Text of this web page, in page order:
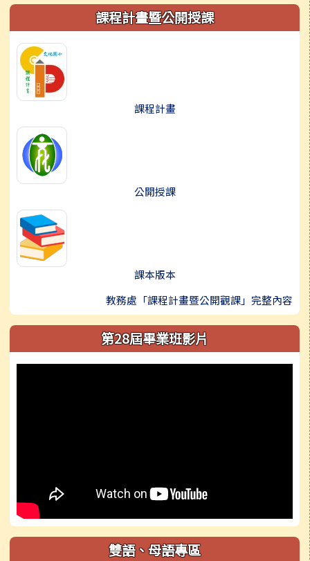
左邊區域內容課程計畫暨公開授課
課程計畫
公開授課
課本版本
教務處「課程計畫暨公開觀課」完整內容
第28屆畢業班影片
雙語、母語專區